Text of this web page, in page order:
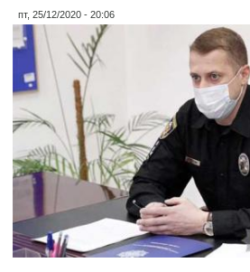
пт, 25/12/2020 - 20:06